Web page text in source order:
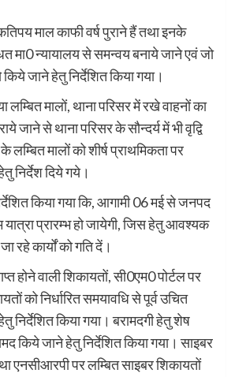
माल काफी वर्ष पुराने हैं तथा इनके
मा0 न्यायालय से समन्वय बनाये जाने एवं जो
किये जाने हेतु निर्देशित किया गया।
लम्बित मालों, थाना परिसर में रखे वाहनों का
जाने से थाना परिसर के सौन्दर्य में भी वृद्वि
मालों को शीर्ष प्राथमिकता पर
निर्देश दिये गये।
किया गया कि, आगामी 06 मई से जनपद
यात्रा प्रारम्भ हो जायेगी, जिस हेतु आवश्यक
रहे कार्यों को गति दें।
होने वाली शिकायतों, सी0एम0 पोर्टल पर
को निर्धारित समयावधि से पूर्व उचित
निर्देशित किया गया। बरामदगी हेतु शेष
किये जाने हेतु निर्देशित किया गया। साइबर
एनसीआरपी पर लम्बित साइबर शिकायतों